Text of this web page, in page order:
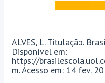
ALVES, L. Titulação.
Disponível em:
https://
m. Acesso em: 14 fev.